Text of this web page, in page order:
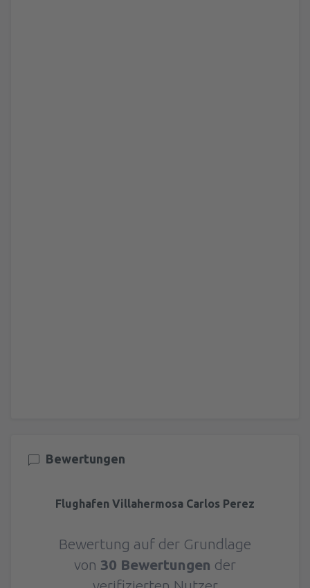
Bewertungen
Flughafen Villahermosa Carlos Perez
Bewertung auf der Grundlage
von 30 Bewertungen der